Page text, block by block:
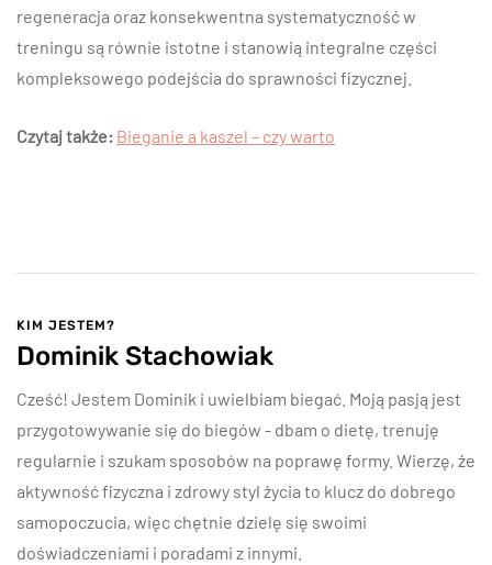
regeneracja oraz konsekwentna systematyczność w
treningu są równie istotne i stanowią integralne części
kompleksowego podejścia do sprawności fizycznej.
Czytaj także: Bieganie a kaszel – czy warto
KIM JESTEM?
Dominik Stachowiak
Cześć! Jestem Dominik i uwielbiam biegać. Moją pasją jest
przygotowywanie się do biegów - dbam o dietę, trenuję
regularnie i szukam sposobów na poprawę formy. Wierzę, że
aktywność fizyczna i zdrowy styl życia to klucz do dobrego
samopoczucia, więc chętnie dzielę się swoimi
doświadczeniami i poradami z innymi.